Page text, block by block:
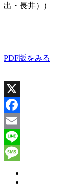
出・長井））
PDF版をみる
X
Facebook
Email
Line